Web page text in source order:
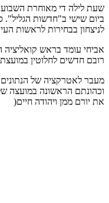
שעת לילה די מאוחרת השבוע,
ביום שישי ב"חדשות הגליל".
לניצחון בבחירות לראשות
אביחי עומד בראש
רובם חדשים לחלוטין
וכהונתם הראשונה במועצה
את יורם ממן ויהודה חיים(